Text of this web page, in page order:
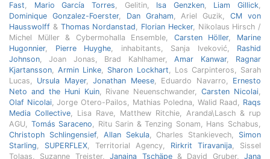
Fast, Mario García Torres, Gelitin, Isa Genzken, Liam Gillick,
Dominique Gonzalez-Foerster, Dan Graham, Ariel Guzik,CM von
Hausswolff & Thomas Nordanstad, Florian Hecker, Nikolaus Hirsch /
Michel Müller & Cybermohalla Ensemble, Carsten Höller, Marine
Hugonnier, Pierre Huyghe, inhabitants, Sanja Iveković, Rashid
Johnson, Joan Jonas, Brad Kahlhamer,Amar Kanwar, Ragnar
Kjartansson,Armin Linke, Sharon Lockhart, Los Carpinteros, Sarah
Lucas, Ursula Mayer,Jonathan Meese, Eduardo Navarro, Ernesto
Neto and the Huni Kuin, Rivane Neuenschwander,Carsten Nicolai,
Olaf Nicolai, Jorge Otero-Pailos, Mathias Poledna, Walid Raad, Raqs
Media Collective, Lisa Rave, Matthew Ritchie, Aranda\Lasch & rup
AGU, Tomás Saraceno, Ritu Sarin & Tenzing Sonam, Hans Schabus,
Christoph Schlingensief, Allan Sekula, Charles Stankievech, Simon
Starling, SUPERFLEX, Territorial Agency, Rirkrit Tiravanija, Sissel
Tolaas, Suzanne Treister,Janaina Tschäpe& David Gruber, Jana